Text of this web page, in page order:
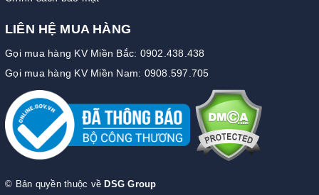
LIÊN HỆ MUA HÀNG
Gọi mua hàng KV Miền Bắc: 0902.438.438
Gọi mua hàng KV Miền Nam: 0908.597.705
© Bản quyền thuộc về DSG Group